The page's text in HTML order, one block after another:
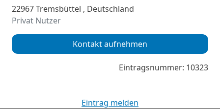
22967 Tremsbüttel , Deutschland
Privat Nutzer
Kontakt aufnehmen
Eintragsnummer: 10323
Eintrag melden